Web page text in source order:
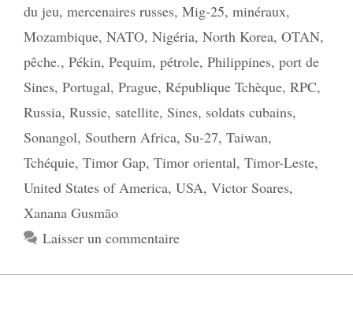
du jeu, mercenaires russes, Mig-25, minéraux,
Mozambique, NATO, Nigéria, North Korea, OTAN,
pêche., Pékin, Pequim, pétrole, Philippines, port de
Sines, Portugal, Prague, République Tchèque, RPC,
Russia, Russie, satellite, Sines, soldats cubains,
Sonangol, Southern Africa, Su-27, Taiwan,
Tchéquie, Timor Gap, Timor oriental, Timor-Leste,
United States of America, USA, Victor Soares,
Xanana Gusmão
Laisser un commentaire